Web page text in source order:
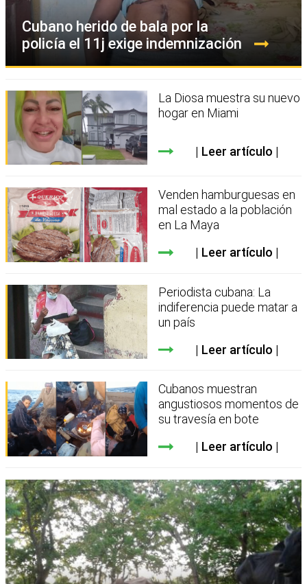
Cubano herido de bala por la
policía el 11j exige indemnización
La Diosa muestra su nuevo
hogar en Miami
Leer artículo
Venden hamburguesas en
mal estado a la población
en La Maya
Leer artículo
Periodista cubana: La
indiferencia puede matar a
un país
Leer artículo
Cubanos muestran
angustiosos momentos de
su travesía en bote
Leer artículo